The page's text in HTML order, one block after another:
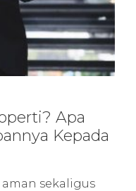
Apa
Kepada
sekaligus